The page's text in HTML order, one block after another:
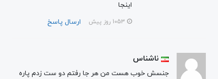
اینجا
ارسال پاسخ
ناشناس
جنسش خوب هست من هر جا رفتم دو ست زدم پاره